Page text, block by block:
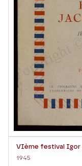
VIème festival Igor
1945